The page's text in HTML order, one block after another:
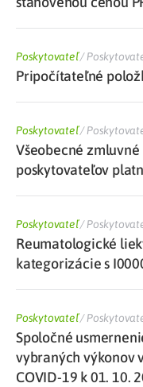
Poskytovateľ/
Pripočítateľné
Poskytovateľ/
Všeobecné
poskytovateľov
Poskytovateľ/
Reumatologické
kategorizácie s
Poskytovateľ/
Spoločné
vybraných výkonov
COVID-19 k 01. 10.